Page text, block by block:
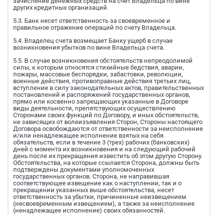
других кредитных организаций.
5.3. Банк несет ответственность за своевременное и
правильное отражение операций по счету Владельца.
5.4. Владелец счета возмещает Банку ущерб в случае
возникновения убытков по вине Владельца счета.
5.5. В случае возникновения обстоятельств непреодолимой
силы, к которым относятся стихийные бедствия, аварии,
пожары, массовые беспорядки, забастовки, революции,
военные действия, противоправные действия третьих лиц,
вступление в силу законодательных актов, правительственных
постановлений и распоряжений государственных органов,
прямо или косвенно запрещающих указанные в Договоре
виды деятельности, препятствующих осуществлению
Сторонами своих функций по Договору, и иных обстоятельств,
не зависящих от волеизъявления Сторон, Стороны настоящего
Договора освобождаются от ответственности за неисполнение
и/или ненадлежащее исполнение взятых на себя
обязательств, если в течение 3 (трех) рабочих (банковских)
дней с момента их возникновения и на следующий рабочий
день после их прекращения известить об этом другую Сторону.
Обстоятельства, на которые ссылается Сторона, должны быть
подтверждены документами уполномоченных
государственных органов. Сторона, не направившая
соответствующее извещение как о наступлении, так и о
прекращении указанных выше обстоятельства, несет
ответственность за убытки, причиненные неизвещением
(несвоевременным извещением), а также за неисполнение
(ненадлежащее исполнение) своих обязанностей.